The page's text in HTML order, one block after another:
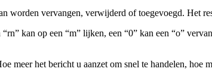
worden vervangen, verwijderd of toegevoegd. Het
kan op een “m” lijken, een “0” kan een “o”
meer het bericht u aanzet om snel te handelen,